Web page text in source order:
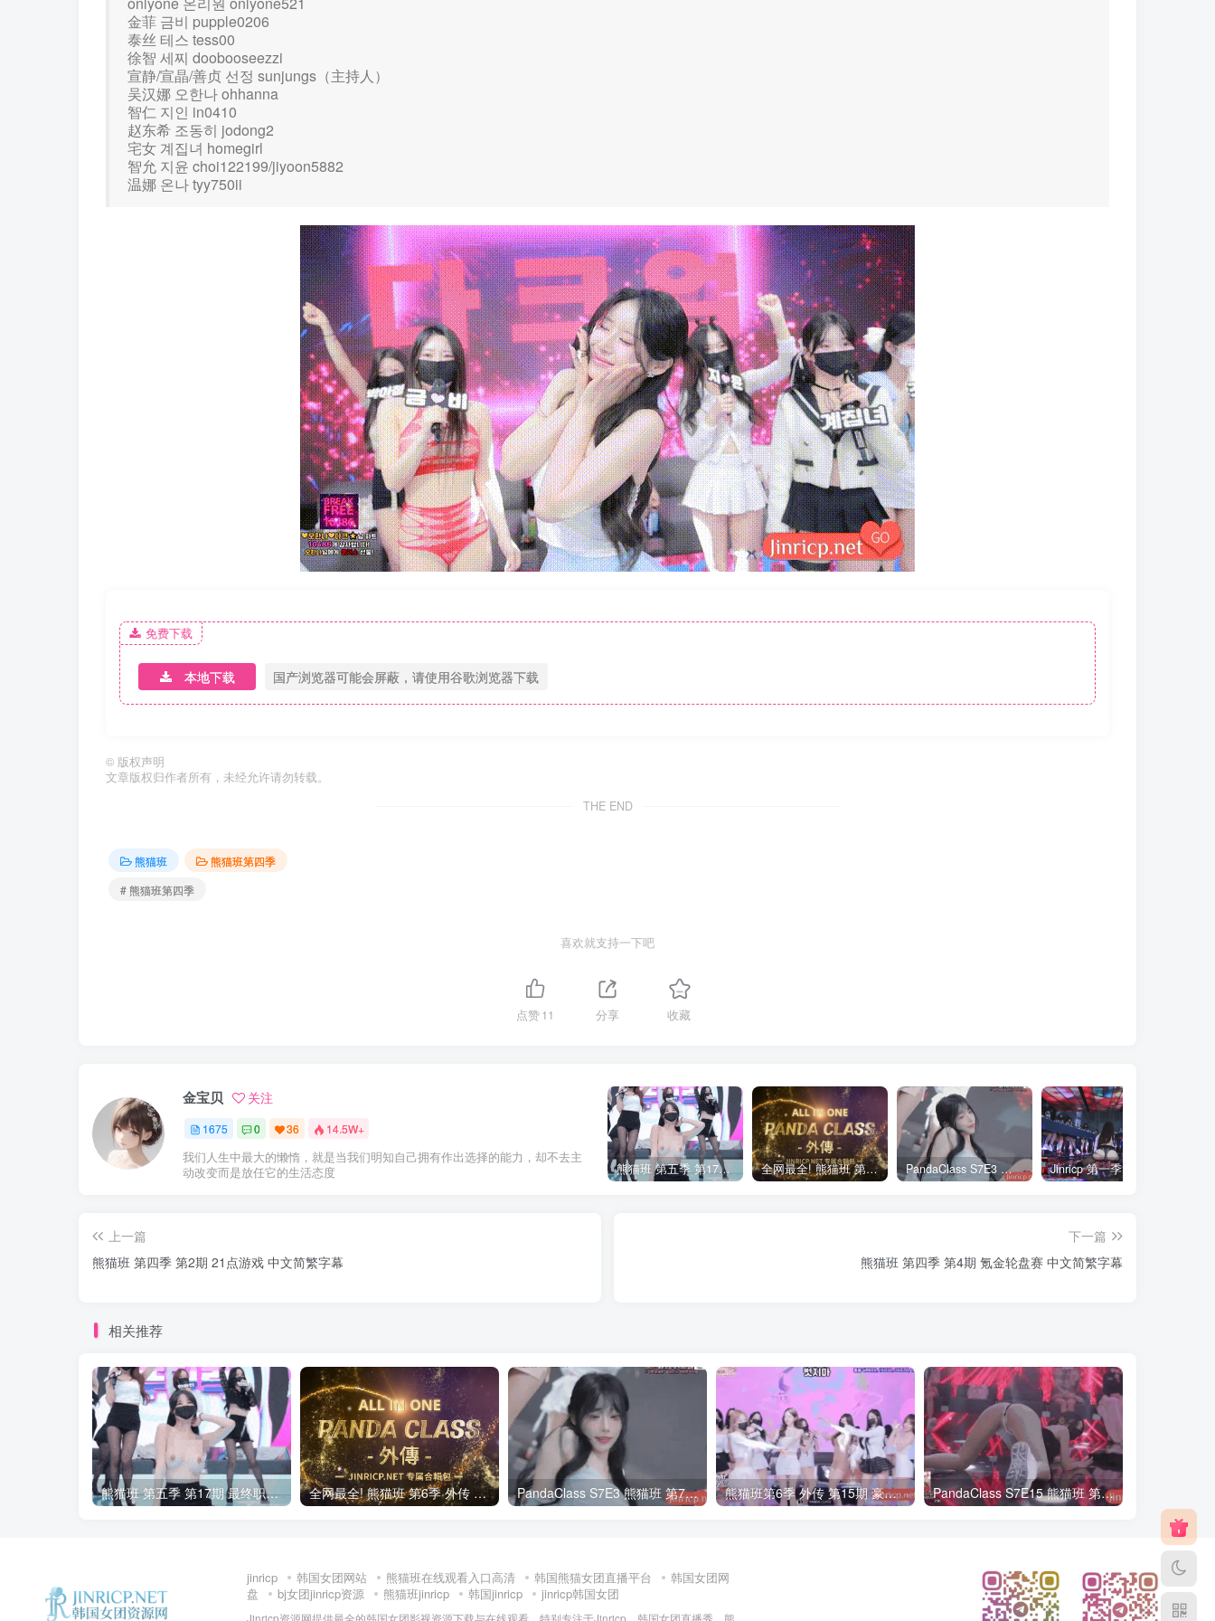
金菲 금비 pupple0206
泰丝 테스 tess00
徐智 세찌 doobooseezzi
宣静/宣晶/善贞 선정 sunjungs（主持人）
吴汉娜 오한나 ohhanna
智仁 지인 in0410
赵东希 조동히 jodong2
宅女 계집녀 homegirl
智允 지윤 choi122199/jiyoon5882
温娜 온나 tyy750ii
免费下载
本地下载 国产浏览器可能会屏蔽，请使用谷歌浏览器下载
© 版权声明
文章版权归作者所有，未经允许请勿转载。
THE END
熊猫班
熊猫班第四季
# 熊猫班第四季
喜欢就支持一下吧
点赞11 分享 收藏
金宝贝 关注
1675 0 36 14.5W+
我们人生中最大的懒惰，就是当我们明知自己拥有作出选择的能力，却不去主
动改变而是放任它的生活态度
熊猫班 第五季 第17期 最终职级赛&完结 全网最全! 熊猫班 第6季 外传 SpinOff 全集 All in one 合集版 中英韩简繁字幕外挂版 PandaClass S7E3 熊猫班 第7季 第3期 二十一点日 中英韩简繁字幕
上一篇
熊猫班 第四季 第2期 21点游戏 中文简繁字幕
下一篇
熊猫班 第四季 第4期 氪金轮盘赛 中文简繁字幕
相关推荐
熊猫班 第五季 第17期 最终职级赛&完结 全网最全! 熊猫班 第6季 外传 SpinOff 全集 All in one 合集版 中英韩简繁字幕外挂版 PandaClass S7E3 熊猫班 第7季 第3期 二十一点日 中英韩简繁字幕 熊猫班第6季 外传 第15期 豪礼日&完结 中英韩简繁字幕 PandaClass S7E15 熊猫班 第7季 第15期 俄罗斯轮盘 中英韩简繁字幕
jinricp 韩国女团网站 熊猫班在线观看入口高清 韩国熊猫女团直播平台
韩国女团网
盘
bj女团jinricp资源 熊猫班jinricp 韩国jinricp jinricp韩国女团
Jinricp资源网提供最全的韩国女团影视资源下载与在线观看，特别专注于Jinricp、韩国女团直播秀、熊